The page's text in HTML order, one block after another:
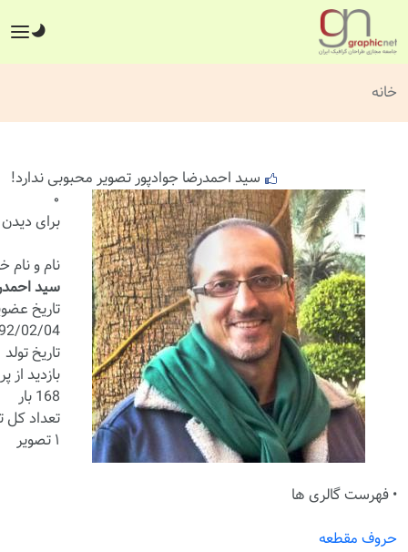
خانه
سید احمدرضا جوادپور تصویر محبوبی ندارد!
۰
برای
نام و نام
سید
تاریخ
02/04
تاریخ تولد
بازدید از
168 بار
تعداد کل
۱ تصویر
• فهرست گالری ها
حروف مقطعه